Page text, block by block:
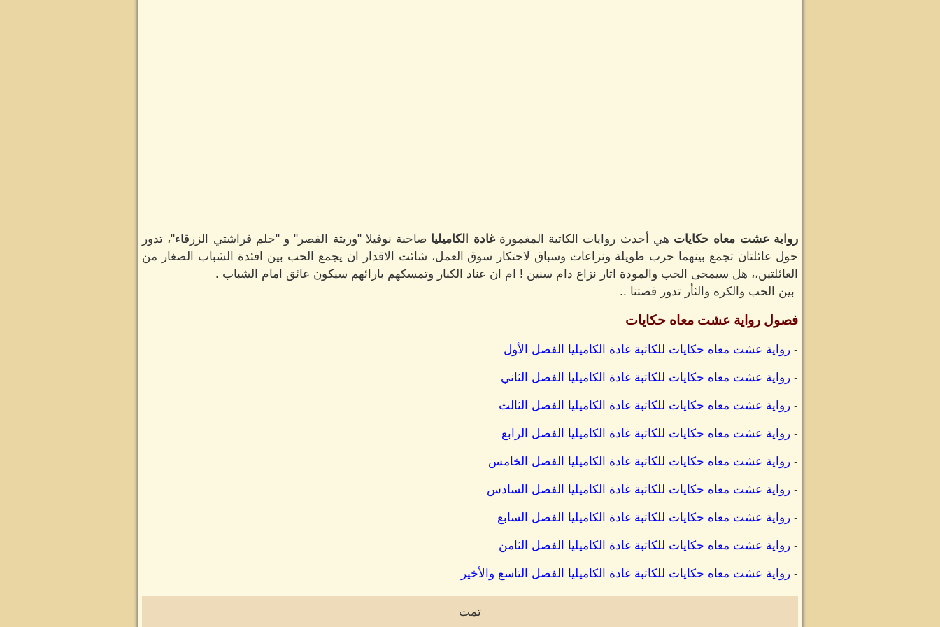
رواية عشت معاه حكايات هي أحدث روايات الكاتبة المغمورةغادة الكاميليا صاحبة نوفيلا "وريثة القصر" و "حلم فراشتي الزرقاء"، تدور
حول عائلتان تجمع بينهما حرب طويلة ونزاعات وسباق لاحتكار سوق العمل، شائت الاقدار ان يجمع الحب بين افئدة الشباب الصغار من
العائلتين،، هل سيمحى الحب والمودة اثار نزاع دام سنين ! ام ان عناد الكبار وتمسكهم بارائهم سيكون عائق امام الشباب .
بين الحب والكره والثأر تدور قصتنا ..
فصول رواية عشت معاه حكايات
- رواية عشت معاه حكايات للكاتبة غادة الكاميليا الفصل الأول
- رواية عشت معاه حكايات للكاتبة غادة الكاميليا الفصل الثاني
- رواية عشت معاه حكايات للكاتبة غادة الكاميليا الفصل الثالث
- رواية عشت معاه حكايات للكاتبة غادة الكاميليا الفصل الرابع
- رواية عشت معاه حكايات للكاتبة غادة الكاميليا الفصل الخامس
- رواية عشت معاه حكايات للكاتبة غادة الكاميليا الفصل السادس
- رواية عشت معاه حكايات للكاتبة غادة الكاميليا الفصل السابع
- رواية عشت معاه حكايات للكاتبة غادة الكاميليا الفصل الثامن
- رواية عشت معاه حكايات للكاتبة غادة الكاميليا الفصل التاسع والأخير
تمت